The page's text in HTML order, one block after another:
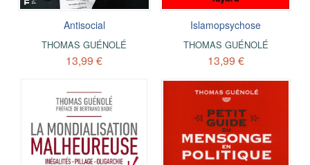
Antisocial
THOMAS GUÉNOLÉ
13,99 €
Islamopsychose
THOMAS GUÉNOLÉ
13,99 €